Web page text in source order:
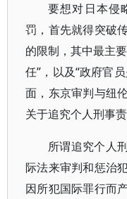
要想对日本侵
罚，首先就得突破
的限制，其中最主
任”，以及“政府官
面，东京审判与纽
关于追究个人刑事责
所谓追究个人
际法来审判和惩治
因所犯国际罪行而